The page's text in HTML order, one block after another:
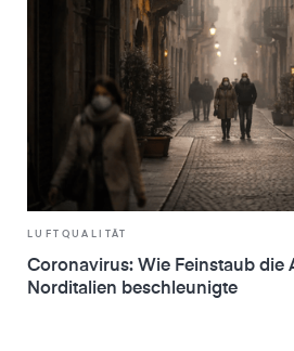
LUFTQUALITÄT
Coronavirus: Wie Feinstaub die
Norditalien beschleunigte